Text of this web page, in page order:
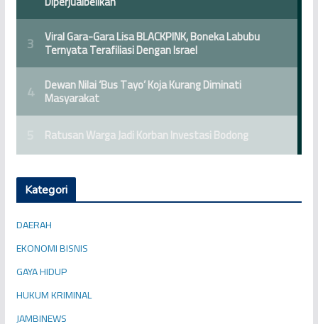
Kategori
DAERAH
EKONOMI BISNIS
GAYA HIDUP
HUKUM KRIMINAL
JAMBINEWS